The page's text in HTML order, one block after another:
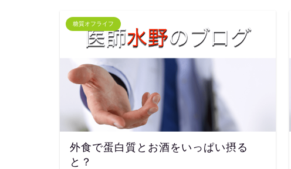
糖質オフライフ
外食で蛋白質とお酒をいっぱい摂る
と？